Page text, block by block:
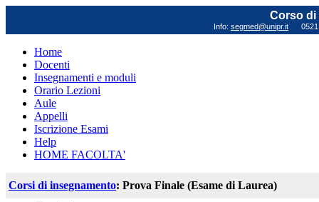
Corso di
Info: segmed@unipr.it
Home
Docenti
Insegnamenti e moduli
Orario Lezioni
Aule
Appelli
Iscrizione Esami
Help
HOME FACOLTA'
Corsi di insegnamento: Prova Finale (Esame di Laurea)